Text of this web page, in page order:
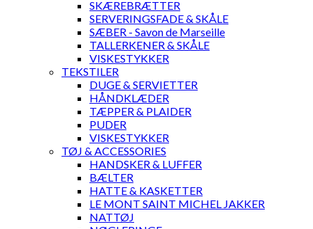
SKÆREBRÆTTER
SERVERINGSFADE & SKÅLE
SÆBER - Savon de Marseille
TALLERKENER & SKÅLE
VISKESTYKKER
TEKSTILER
DUGE & SERVIETTER
HÅNDKLÆDER
TÆPPER & PLAIDER
PUDER
VISKESTYKKER
TØJ & ACCESSORIES
HANDSKER & LUFFER
BÆLTER
HATTE & KASKETTER
LE MONT SAINT MICHEL JAKKER
NATTØJ